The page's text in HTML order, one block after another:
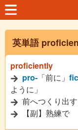
英単語
proficiently
pro- 「前に」 fic
ように」
前へつくり出
【副】熟練で